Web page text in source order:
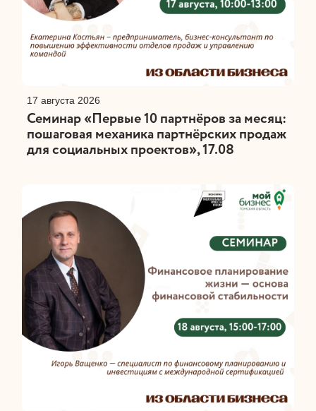
17 августа 2026
Семинар «Первые 10 партнёров за месяц:
пошаговая механика партнёрских продаж
для социальных проектов», 17.08